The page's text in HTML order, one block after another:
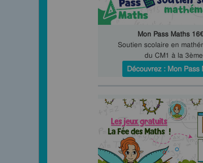
Mon Pass Maths
Soutien scolaire en
du CM1 à la 3ème
Découvrez : Mon Pass